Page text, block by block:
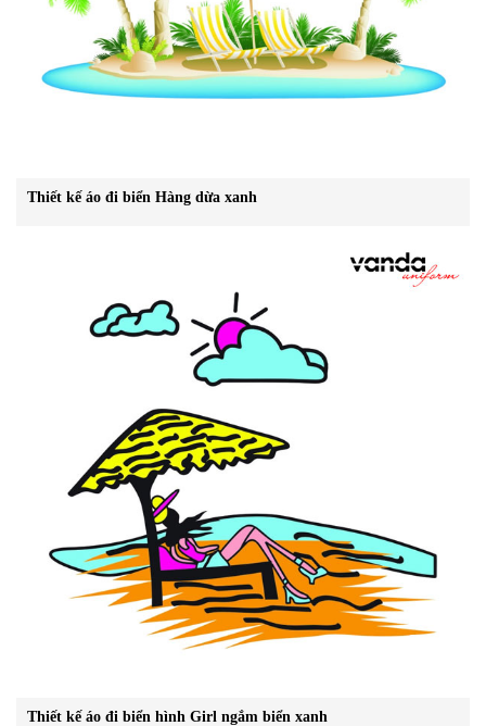
Thiết kế áo đi biển Hàng dừa xanh
Thiết kế áo đi biển hình Girl ngắm biển xanh